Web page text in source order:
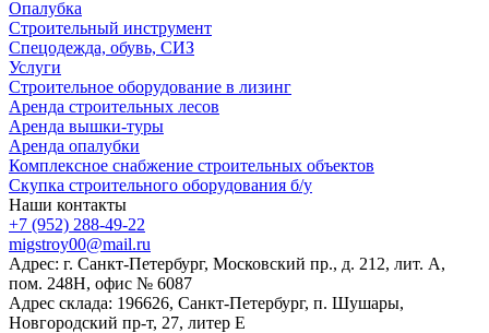
Опалубка
Строительный инструмент
Спецодежда, обувь, СИЗ
Услуги
Строительное оборудование в лизинг
Аренда строительных лесов
Аренда вышки-туры
Аренда опалубки
Комплексное снабжение строительных объектов
Скупка строительного оборудования б/у
Наши контакты
+7 (952) 288-49-22
migstroy00@mail.ru
Адрес: г. Санкт-Петербург, Московский пр., д. 212, лит. А,
пом. 248Н, офис № 6087
Адрес склада: 196626, Санкт-Петербург, п. Шушары,
Новгородский пр-т, 27, литер E